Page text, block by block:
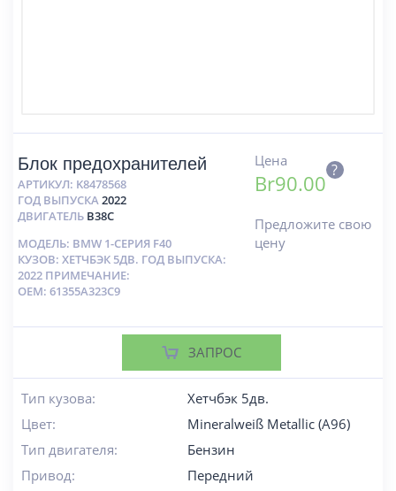
Блок предохранителей
АРТИКУЛ: K8478568
ГОД ВЫПУСКА2022
ДВИГАТЕЛЬ B38C
МОДЕЛЬ: BMW 1-СЕРИЯ F40
КУЗОВ: ХЕТЧБЭК 5ДВ. ГОД ВЫПУСКА:
2022 ПРИМЕЧАНИЕ:
OEM: 61355A323C9
Цена
Br90.00
?
Предложите свою
цену
ЗАПРОС
Тип кузова:
Хетчбэк 5дв.
Цвет:
Mineralweiß Metallic (A96)
Тип двигателя:
Бензин
Привод:
Передний